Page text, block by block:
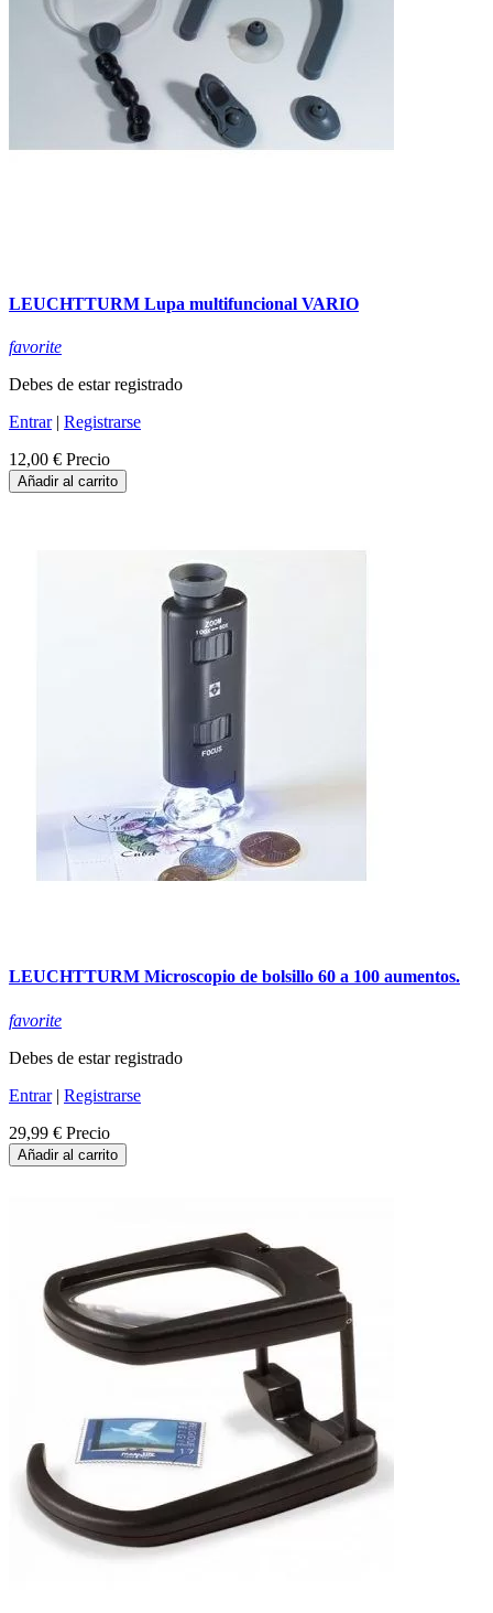
LEUCHTTURM Lupa multifuncional VARIO
favorite
Debes de estar registrado
Entrar| Registrarse
12,00 € Precio
Añadir al carrito
LEUCHTTURM Microscopio de bolsillo 60 a 100 aumentos.
favorite
Debes de estar registrado
Entrar| Registrarse
29,99 € Precio
Añadir al carrito